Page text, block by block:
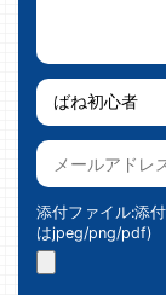
添付ファイル:添
はjpeg/png/pdf)